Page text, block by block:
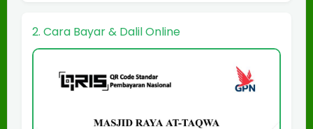
2. Cara Bayar & Dalil Online